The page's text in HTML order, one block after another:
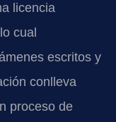
licencia
cual
escritos y
conlleva
proceso de